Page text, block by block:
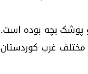
پوشک بچه بوده است.
به شهرهای مختلف غرب کوردستان